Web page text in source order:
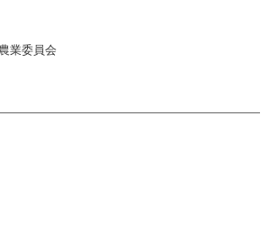
業委員会